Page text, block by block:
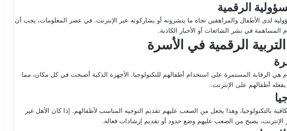
لدى الأطفال والمراهقين تجاه ما ينشرونه أو يشاركونه عبر الإنترنت. في عصر المعلومات، يجب أن
في نشر الشائعات أو الأخبار الكاذبة.
الرقمية في الأسرة
هي الرقابة المستمرة على استخدام أطفالهم للتكنولوجيا. الأجهزة الذكية أصبحت في كل مكان، مما
أطفالهم على الإنترنت.
بالتكنولوجيا، وهذا يجعل من الصعب عليهم تقديم التوجيه المناسب لأطفالهم. إذا كان الأهل غير
الإنترنت، يصبح من الصعب عليهم وضع حدود أو تقديم إرشادات فعالة.